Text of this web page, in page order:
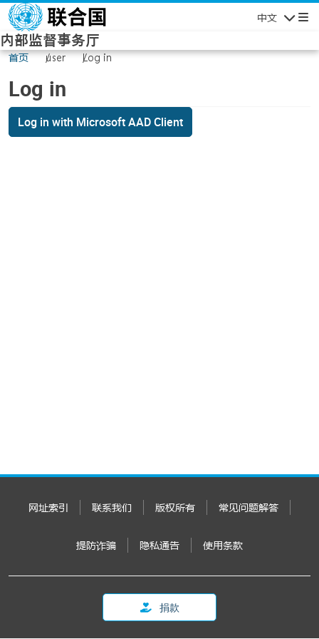
Skip to main content
中文
内部监督事务厅
首页 user Log in
Log in
Log in with Microsoft AAD Client
网址索引 联系我们 版权所有 常见问题解答
提防诈骗 隐私通告 使用条款
捐款